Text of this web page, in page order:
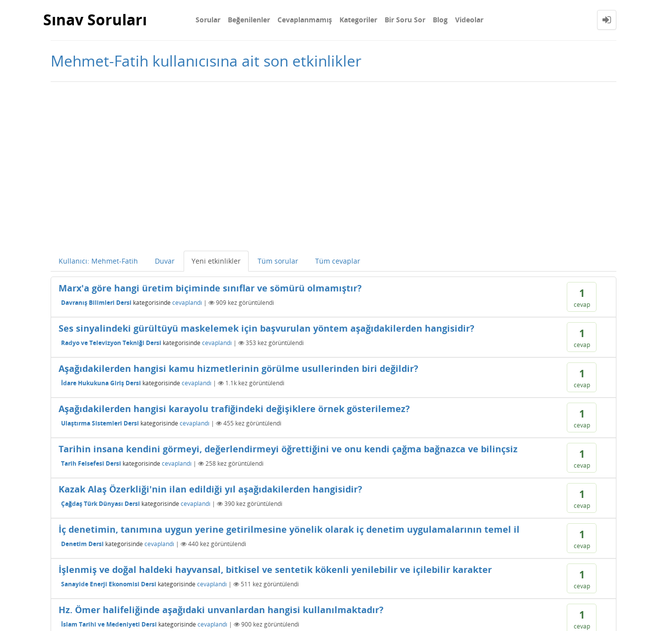
Sınav Soruları Sorular Beğenilenler Cevaplanmamış Kategoriler Bir Soru Sor Blog Videolar
Mehmet-Fatih kullanıcısına ait son etkinlikler
Kullanıcı: Mehmet-Fatih Duvar Yeni etkinlikler Tüm sorular Tüm cevaplar
1
cevap
Marx'a göre hangi üretim biçiminde sınıflar ve sömürü olmamıştır?
Davranış Bilimleri Dersi kategorisinde cevaplandı | 909 kez görüntülendi
1
cevap
Ses sinyalindeki gürültüyü maskelemek için başvurulan yöntem aşağıdakilerden hangisidir?
Radyo ve Televizyon Tekniği Dersi kategorisinde cevaplandı | 353 kez görüntülendi
1
cevap
Aşağıdakilerden hangisi kamu hizmetlerinin görülme usullerinden biri değildir?
İdare Hukukuna Giriş Dersi kategorisinde cevaplandı | 1.1k kez görüntülendi
1
cevap
Aşağıdakilerden hangisi karayolu trafiğindeki değişiklere örnek gösterilemez?
Ulaştırma Sistemleri Dersi kategorisinde cevaplandı | 455 kez görüntülendi
1
cevap
Tarihin insana kendini görmeyi, değerlendirmeyi öğrettiğini ve onu kendi çağma bağnazca ve bilinçsiz
Tarih Felsefesi Dersi kategorisinde cevaplandı | 258 kez görüntülendi
1
cevap
Kazak Alaş Özerkliği'nin ilan edildiği yıl aşağıdakilerden hangisidir?
Çağdaş Türk Dünyası Dersi kategorisinde cevaplandı | 390 kez görüntülendi
1
cevap
İç denetimin, tanımına uygun yerine getirilmesine yönelik olarak iç denetim uygulamalarının temel il
Denetim Dersi kategorisinde cevaplandı | 440 kez görüntülendi
1
cevap
İşlenmiş ve doğal haldeki hayvansal, bitkisel ve sentetik kökenli yenilebilir ve içilebilir karakter
Sanayide Enerji Ekonomisi Dersi kategorisinde cevaplandı | 511 kez görüntülendi
1
cevap
Hz. Ömer halifeliğinde aşağıdaki unvanlardan hangisi kullanılmaktadır?
İslam Tarihi ve Medeniyeti Dersi kategorisinde cevaplandı | 900 kez görüntülendi